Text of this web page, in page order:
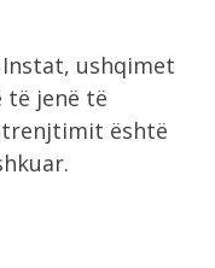
ushqimet
jenë të
është